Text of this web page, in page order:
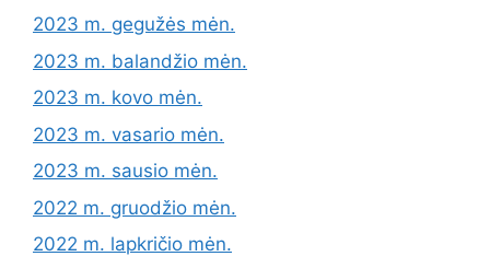
2023 m. gegužės mėn.
2023 m. balandžio mėn.
2023 m. kovo mėn.
2023 m. vasario mėn.
2023 m. sausio mėn.
2022 m. gruodžio mėn.
2022 m. lapkričio mėn.